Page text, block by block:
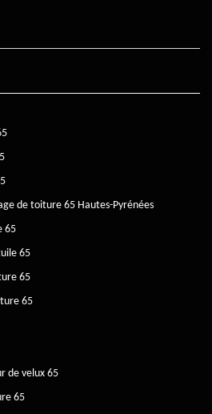
de toiture 65 Hautes-Pyrénées
65
65
65
65
de velux 65
65